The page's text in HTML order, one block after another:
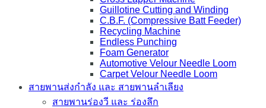
Guillotine Cutting and Winding
C.B.F. (Compressive Batt Feeder)
Recycling Machine
Endless Punching
Foam Generator
Automotive Velour Needle Loom
Carpet Velour Needle Loom
สายพานส่งกำลัง และ สายพานลำเลียง
สายพานร่องวี และ ร่องลึก